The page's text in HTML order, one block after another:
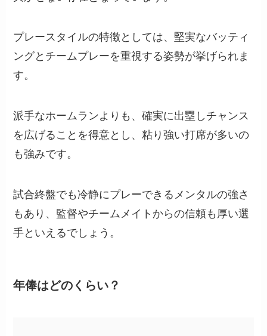
プレースタイルの特徴としては、堅実なバッティ
ングとチームプレーを重視する姿勢が挙げられま
す。
派手なホームランよりも、確実に出塁しチャンス
を広げることを得意とし、粘り強い打席が多いの
も強みです。
試合終盤でも冷静にプレーできるメンタルの強さ
もあり、監督やチームメイトからの信頼も厚い選
手といえるでしょう。
年俸はどのくらい？